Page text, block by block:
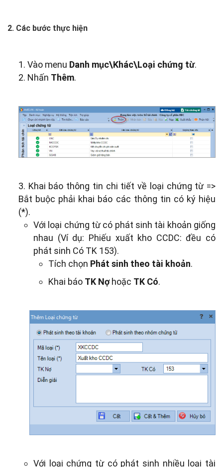
2. Các bước thực hiện
1. Vào menu Danh mục\Khác\Loại chứng từ.
2. Nhấn Thêm.
3. Khai báo thông tin chi tiết về loại chứng từ =>
Bắt buộc phải khai báo các thông tin có ký hiệu
(*).
Với loại chứng từ có phát sinh tài khoản giống
nhau (Ví dụ: Phiếu xuất kho CCDC: đều có
phát sinh Có TK 153).
Tích chọn Phát sinh theo tài khoản.
Khai báo TK Nợhoặc TK Có.
Với loại chứng từ có phát sinh nhiều loại tài